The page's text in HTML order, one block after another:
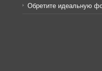
Обретите идеальную